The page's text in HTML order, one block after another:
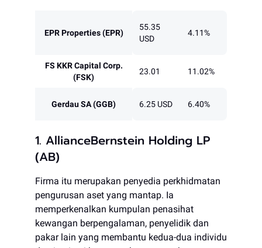
EPR Properties (EPR)
55.35
USD
4.11%
FS KKR Capital Corp.
(FSK)
23.01 11.02%
Gerdau SA (GGB) 6.25 USD 6.40%
1. AllianceBernstein Holding LP
(AB)
Firma itu merupakan penyedia perkhidmatan
pengurusan aset yang mantap. Ia
memperkenalkan kumpulan penasihat
kewangan berpengalaman, penyelidik dan
pakar lain yang membantu kedua-dua individu